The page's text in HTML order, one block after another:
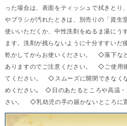
った場合は、表面をティッシュで拭きと
やブラシが汚れたときは、別売りの「資生
使いいただくか、中性洗剤をぬるま湯にう
ます。洗剤が残らないように十分すすいだ
乾かしてからお使いください。 ◇落下な
ありますのでご注意ください。 ◇ご使用
てください。 ◇スムーズに開閉できなく
めください｡ ◇日のあたるところや高温・
さい。 ◇乳幼児の手の届かないところに置